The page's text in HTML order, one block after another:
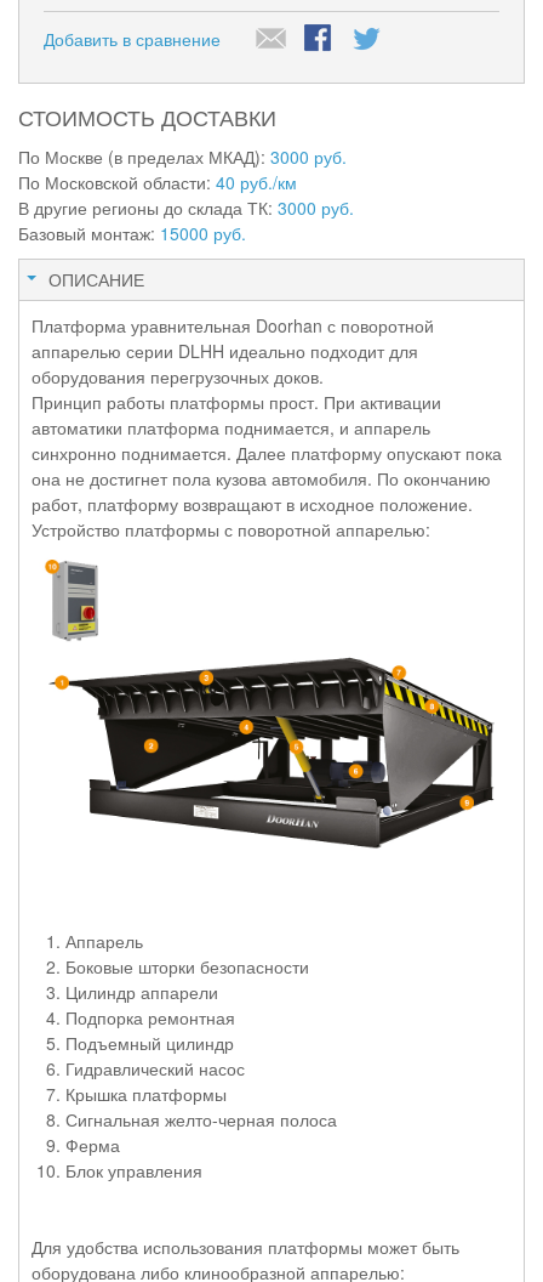
Добавить в сравнение
СТОИМОСТЬ ДОСТАВКИ
По Москве (в пределах МКАД): 3000 руб.
По Московской области: 40 руб./км
В другие регионы до склада ТК: 3000 руб.
Базовый монтаж: 15000 руб.
ОПИСАНИЕ
Платформа уравнительная Doorhan с поворотной
аппарелью серии DLHH идеально подходит для
оборудования перегрузочных доков.
Принцип работы платформы прост. При активации
автоматики платформа поднимается, и аппарель
синхронно поднимается. Далее платформу опускают пока
она не достигнет пола кузова автомобиля. По окончанию
работ, платформу возвращают в исходное положение.
Устройство платформы с поворотной аппарелью:
Аппарель
Боковые шторки безопасности
Цилиндр аппарели
Подпорка ремонтная
Подъемный цилиндр
Гидравлический насос
Крышка платформы
Сигнальная желто-черная полоса
Ферма
Блок управления
Для удобства использования платформы может быть
оборудована либо клинообразной аппарелью: